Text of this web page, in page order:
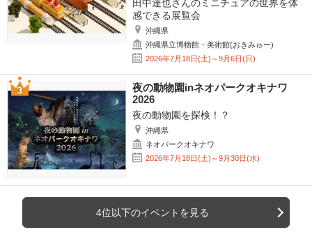
田中達也さんのミニチュアの世界を体
感できる展覧会
沖縄県
沖縄県立博物館・美術館(おきみゅー)
2026年7月18日(土)～9月6日(日)
夜の動物園inネオパークオキナワ
2026
夜の動物園を探検！？
沖縄県
ネオパークオキナワ
2026年7月18日(土)～9月30日(水)
4位以下のイベントを見る